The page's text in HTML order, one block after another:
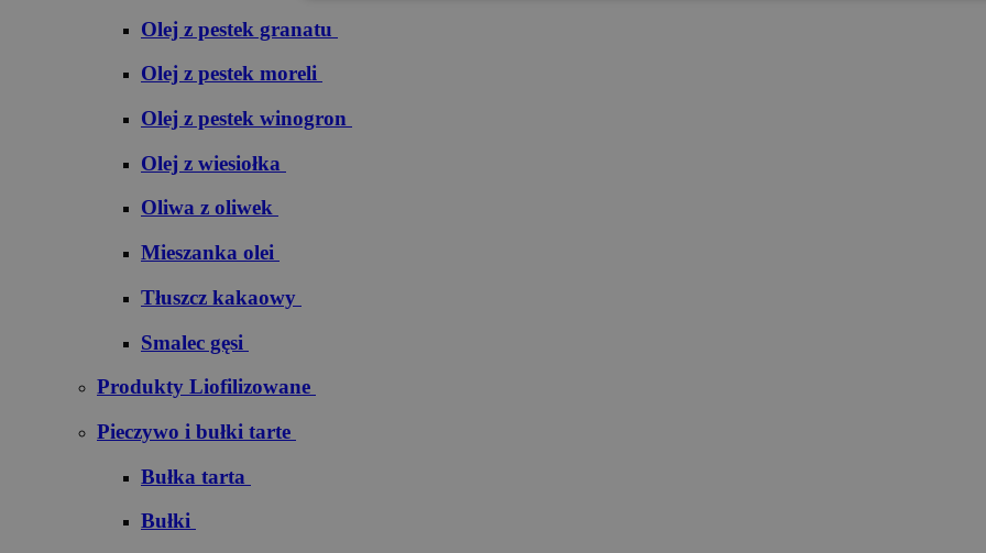
Olej z pestek granatu
Olej z pestek moreli
Olej z pestek winogron
Olej z wiesiołka
Oliwa z oliwek
Mieszanka olei
Tłuszcz kakaowy
Smalec gęsi
Produkty Liofilizowane
Pieczywo i bułki tarte
Bułka tarta
Bułki